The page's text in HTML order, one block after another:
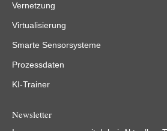
Vernetzung
Virtualisierung
Smarte Sensorsysteme
Prozessdaten
KI-Trainer
Newsletter